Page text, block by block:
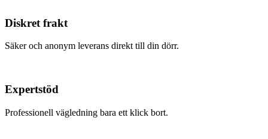
Diskret frakt
Säker och anonym leverans direkt till din dörr.
Expertstöd
Professionell vägledning bara ett klick bort.